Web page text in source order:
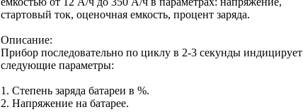
стартовый ток, оценочная емкость, процент заряда.
Описание:
Прибор последовательно по циклу в 2-3 секунды индицирует
следующие параметры:
1. Степень заряда батареи в %.
2. Напряжение на батарее.